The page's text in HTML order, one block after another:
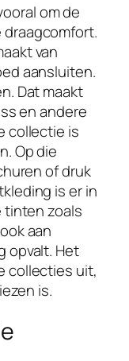
om de
van
aansluiten.
Dat maakt
en andere
collectie is
Op die
of druk
is er in
tinten zoals
aan
opvalt. Het
collecties uit,
is.